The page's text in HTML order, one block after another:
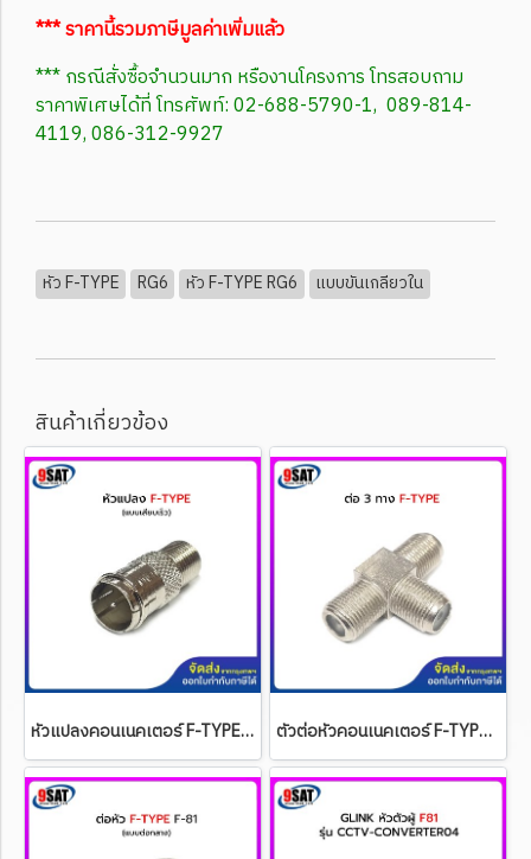
*** ราคานี้รวมภาษีมูลค่าเพิ่มแล้ว
*** กรณีสั่งซื้อจำนวนมาก หรืองานโครงการ โทรสอบถาม
ราคาพิเศษได้ที่ โทรศัพท์: 02-688-5790-1, 089-814-
4119, 086-312-9927
หัว F-TYPE RG6 หัว F-TYPE RG6 แบบขันเกลียวใน
สินค้าเกี่ยวข้อง
หัวแปลงคอนเนคเตอร์ F-TYPE RG6 แบบเสียบเร็ว ตัวต่อหัวคอนเนคเตอร์ F-TYPE RG6 แบบแยก 3 ทาง